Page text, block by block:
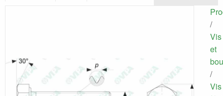
/
Vis
et
/
Vis